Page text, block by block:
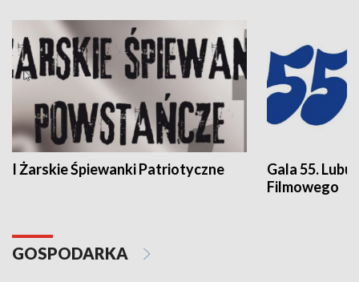
I Żarskie Śpiewanki Patriotyczne
Gala 55.
Filmowego
GOSPODARKA